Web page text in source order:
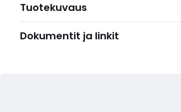
Tuotekuvaus
Dokumentit ja linkit